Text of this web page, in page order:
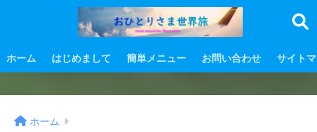
ホーム はじめまして 簡単メニュー お問い合わせ サイト
ホーム